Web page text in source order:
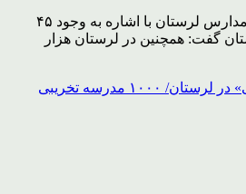
خرم‌آباد- مدیرکل نوسازی مدارس لرستان با اشاره به وجود ۴۵
گفت: همچنین در لرستان هزار